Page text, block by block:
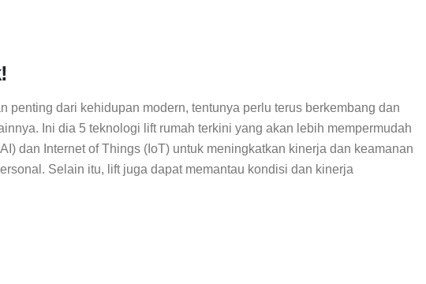
dari kehidupan modern, tentunya perlu terus berkembang dan
Ini dia 5 teknologi lift rumah terkini yang akan lebih mempermudah
dan Internet of Things (IoT) untuk meningkatkan kinerja dan keamanan
Selain itu, lift juga dapat memantau kondisi dan kinerja